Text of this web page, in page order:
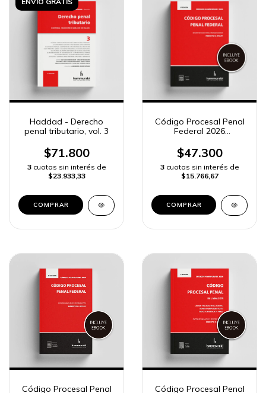
Haddad - Derecho
penal tributario, vol. 3
$71.800
3 cuotas sin interés de
$23.933,33
COMPRAR
Código Procesal Penal
Federal 2026
$47.300
3 cuotas sin interés de
$15.766,67
COMPRAR
Código Procesal Penal
Código Procesal Penal